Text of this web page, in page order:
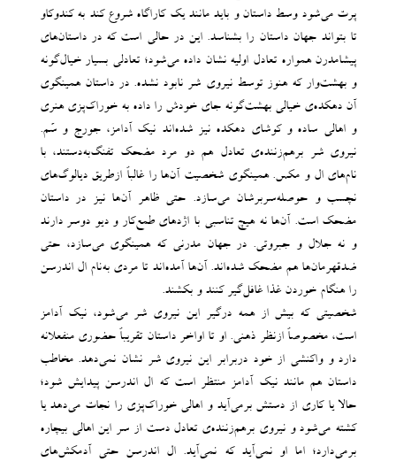
پرت می‌شود وسط داستان و باید مانند یک کاراگاه شروع کند به کندوکاو
تا بتواند جهان داستان را بشناسد. این در حالی است که در داستان‌های
پیشامدرن همواره تعادل اولیه نشان داده می‌شود؛ تعادلی بسیار خیال‌گونه
و بهشت‌وار که هنوز توسط نیروی شر نابود نشده. در داستان همینگوی
آن دهکده‌ی خیالی بهشت‌گونه جای خودش را داده به خوراک‌پزی هنری
و اهالی ساده و کوشای دهکده نیز شده‌اند نیک آدامز، جورج و سَم.
نیروی شر برهم‌زننده‌ی تعادل هم دو مرد مضحک تفنگ‌به‌دستند، با
نام‌های ال و مکس. همینگوی شخصیت آن‌ها را غالباً ازطریق دیالوگ‌های
نچسب و حوصله‌سربرشان می‌سازد. حتی ظاهر آن‌ها نیز در داستان
مضحک است. آن‌ها نه هیچ تناسبی با اژدهای طمع‌کار و دیو دوسر دارند
و نه جلال و جبروتی. در جهان مدرنی که همینگوی می‌سازد، حتی
ضدقهرمان‌‎ها هم مضحک شده‌اند. آن‌ها آمده‌اند تا مردی به‌نام ال اندرسن
را هنگام خوردن غذا غافل‌گیر کنند و بکشند.
شخصیتی که بیش ‌از همه درگیر این نیروی شر می‌شود، نیک آدامز
است، مخصوصاً ازنظر ذهنی. او تا اواخر داستان تقریباً حضوری منفعلانه
دارد و واکنشی از خود دربرابر این نیروی شر نشان نمی‌دهد. مخاطب
داستان هم مانند نیک آدامز منتظر است که ال اندرسن پیدایش شود؛
حالا یا کاری از دستش برمی‌آید و اهالی خوراک‌پزی را نجات می‌دهد یا
کشته می‌شود و نیروی برهم‌زننده‌ی تعادل دست از سر این اهالی بیچاره
برمی‌دارد؛ اما او نمی‌آید که نمی‌آید. ال اندرسن حتی آدمکش‌های